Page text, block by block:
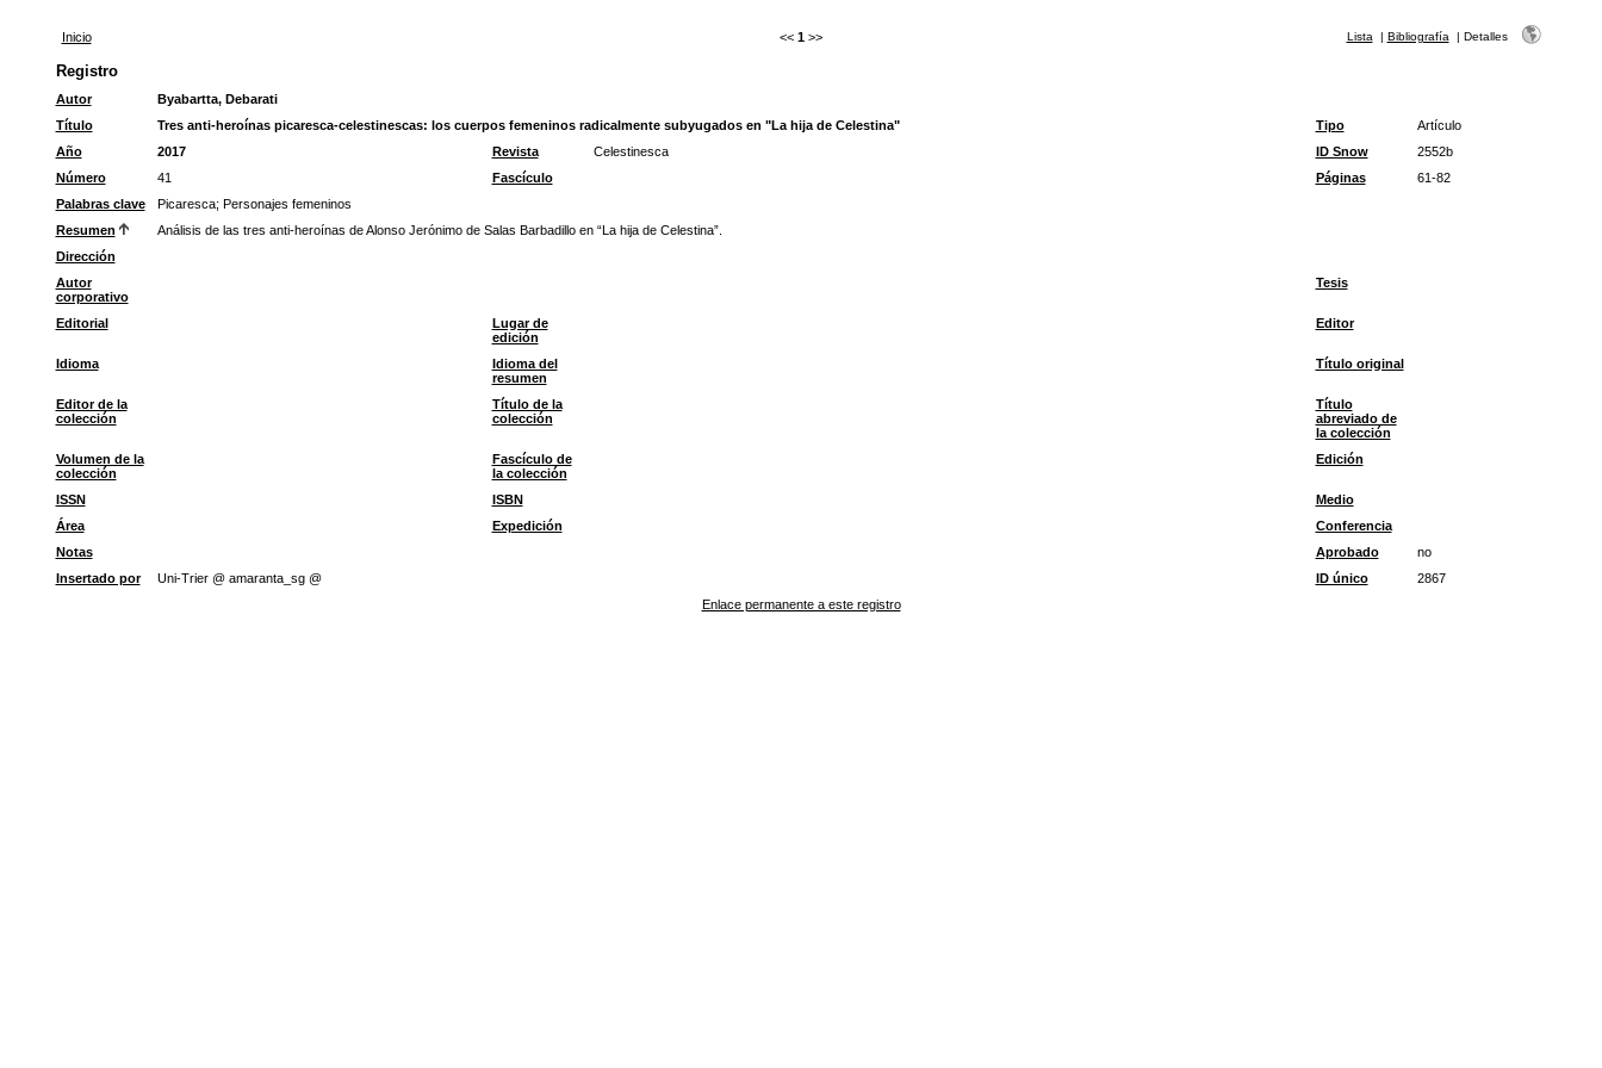
Inicio << 1 >> Lista | Bibliografía | Detalles
Registro
Autor
Byabartta, Debarati
Título
Tres anti-heroínas picaresca-celestinescas: los cuerpos femeninos radicalmente subyugados en "La hija de Celestina" Tipo
Artículo
Año
2017 Revista Celestinesca ID Snow
2552b
Número
41 Fascículo Páginas
61-82
Palabras clave
Picaresca; Personajes femeninos
Resumen
Análisis de las tres anti-heroínas de Alonso Jerónimo de Salas Barbadillo en “La hija de Celestina”.
Dirección
Autor
corporativo
Tesis
Editorial
Lugar de
edición
Editor
Idioma
Idioma del
resumen
Título original
Editor de la
colección
Título de la
colección
Título
abreviado de
la colección
Volumen de la
colección
Fascículo de
la colección
Edición
ISSN ISBN
Medio
Área
Expedición
Conferencia
Notas
Aprobado
no
Insertado por
Uni-Trier @ amaranta_sg @ ID único
2867
Enlace permanente a este registro